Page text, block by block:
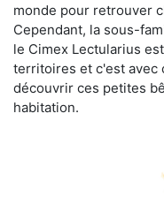
monde pour retrouver
Cependant, la sous-
le Cimex Lectularius
territoires et c'est avec
découvrir ces petites
habitation.